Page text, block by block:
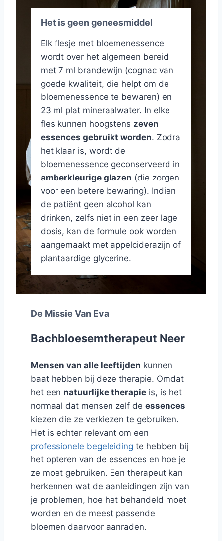
Het is geen geneesmiddel
Elk flesje met bloemenessence
wordt over het algemeen bereid
met 7 ml brandewijn (cognac van
goede kwaliteit, die helpt om de
bloemenessence te bewaren) en
23 ml plat mineraalwater. In elke
fles kunnen hoogstens zeven
essences gebruikt worden. Zodra
het klaar is, wordt de
bloemenessence geconserveerd in
amberkleurige glazen (die zorgen
voor een betere bewaring). Indien
de patiënt geen alcohol kan
drinken, zelfs niet in een zeer lage
dosis, kan de formule ook worden
aangemaakt met appelciderazijn of
plantaardige glycerine.
De Missie Van Eva
Bachbloesemtherapeut Neer
Mensen van alle leeftijden kunnen
baat hebben bij deze therapie. Omdat
het een natuurlijke therapie is, is het
normaal dat mensen zelf de essences
kiezen die ze verkiezen te gebruiken.
Het is echter relevant om een
professionele begeleiding te hebben bij
het opteren van de essences en hoe je
ze moet gebruiken. Een therapeut kan
herkennen wat de aanleidingen zijn van
je problemen, hoe het behandeld moet
worden en de meest passende
bloemen daarvoor aanraden.